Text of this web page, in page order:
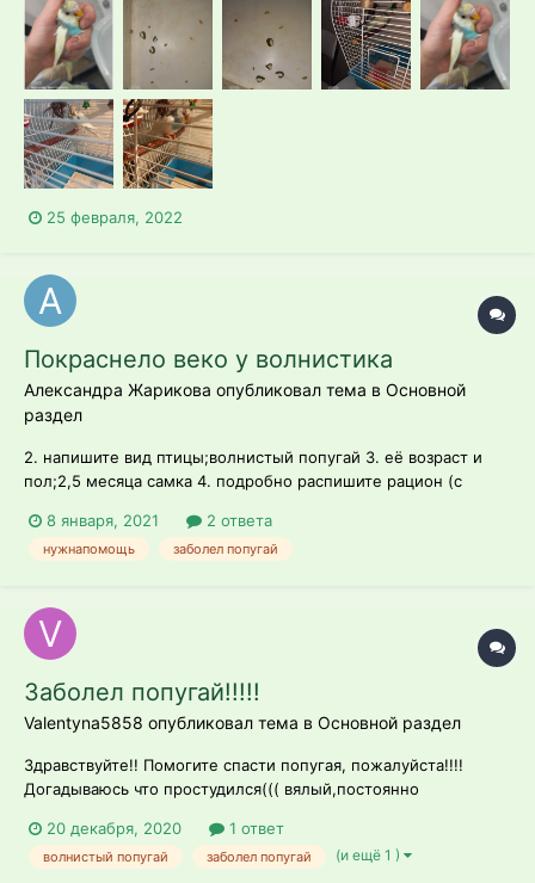
купили).(остальное не ест почти-овощи,каши и т.п) Недели 2
назад отпустили гулять в 1 раз,не заходил в клетку 5
часов,пришлось п...
25 февраля, 2022
Покраснело веко у волнистика
Александра Жарикова опубликовал тема в Основной
раздел
2. напишите вид птицы;волнистый попугай 3. её возраст и
пол;2,5 месяца самка 4. подробно распишите рацион (с
Prestige versele laga, запаренные овёс и пшеница, морковь,
яблоко, листья салата, свёкла, мандарин, груша,
8 января, 2021 2 ответа
нужнапомощь заболел попугай
Заболел попугай!!!!!
Valentyna5858 опубликовал тема в Основной раздел
Здравствуйте!! Помогите спасти попугая, пожалуйста!!!!
Догадываюсь что простудился((( вялый,постоянно
иногда как будто бы ему очень холодно. Что это может быть
и как помочь?
20 декабря, 2020 1 ответ
волнистый попугай заболел попугай (и ещё 1 )